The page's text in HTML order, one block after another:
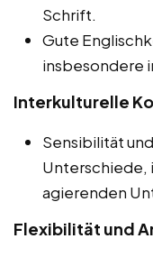
Schrift.
Gute
insbesondere
Interkulturelle
Sensibilität
Unterschiede,
agierenden
Flexibilität und